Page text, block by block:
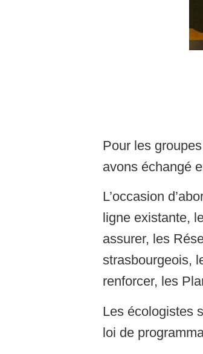
Pour les
avons échangé
L’occasion
ligne existante,
assurer, les
strasbourgeois,
renforcer, les
Les écologistes
loi de